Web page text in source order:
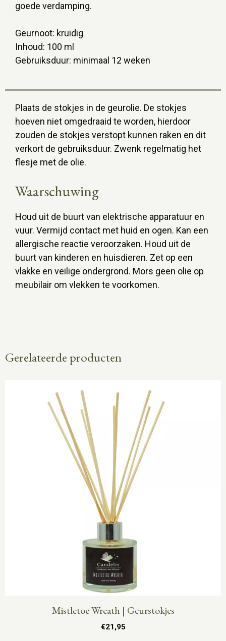
goede verdamping.
Geurnoot: kruidig
Inhoud: 100 ml
Gebruiksduur: minimaal 12 weken
Plaats de stokjes in de geurolie. De stokjes
hoeven niet omgedraaid te worden, hierdoor
zouden de stokjes verstopt kunnen raken en dit
verkort de gebruiksduur. Zwenk regelmatig het
flesje met de olie.
Waarschuwing
Houd uit de buurt van elektrische apparatuur en
vuur. Vermijd contact met huid en ogen. Kan een
allergische reactie veroorzaken. Houd uit de
buurt van kinderen en huisdieren. Zet op een
vlakke en veilige ondergrond. Mors geen olie op
meubilair om vlekken te voorkomen.
Gerelateerde producten
Mistletoe Wreath | Geurstokjes
€21,95